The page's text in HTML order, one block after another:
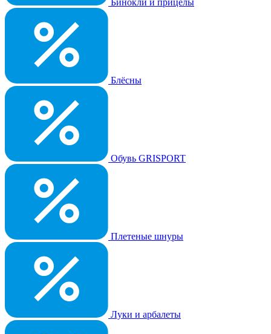
Бинокли и прицелы
Блёсны
Обувь GRISPORT
Плетеные шнуры
Луки и арбалеты